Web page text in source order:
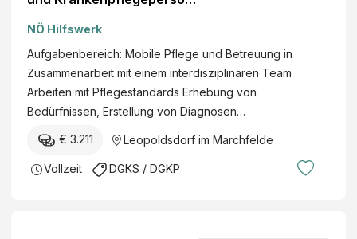
NÖ Hilfswerk
Aufgabenbereich: Mobile Pflege und Betreuung in
Zusammenarbeit mit einem interdisziplinären Team
Arbeiten mit Pflegestandards Erhebung von
Bedürfnissen, Erstellung von Diagnosen…
€ 3.211 Leopoldsdorf im Marchfelde
Vollzeit DGKS / DGKP